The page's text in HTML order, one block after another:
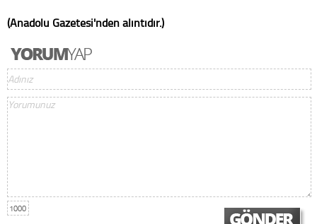
(Anadolu Gazetesi'nden alıntıdır.)
1000